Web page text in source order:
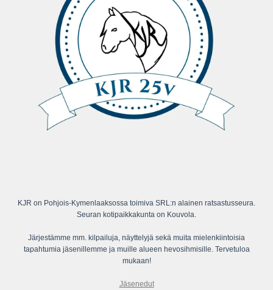
KJR on Pohjois-Kymenlaaksossa toimiva SRL:n alainen ratsastusseura.
Seuran kotipaikkakunta on Kouvola.
Järjestämme mm. kilpailuja, näyttelyjä sekä muita mielenkiintoisia
tapahtumia jäsenillemme ja muille alueen hevosihmisille. Tervetuloa
mukaan!
Jäsenedut